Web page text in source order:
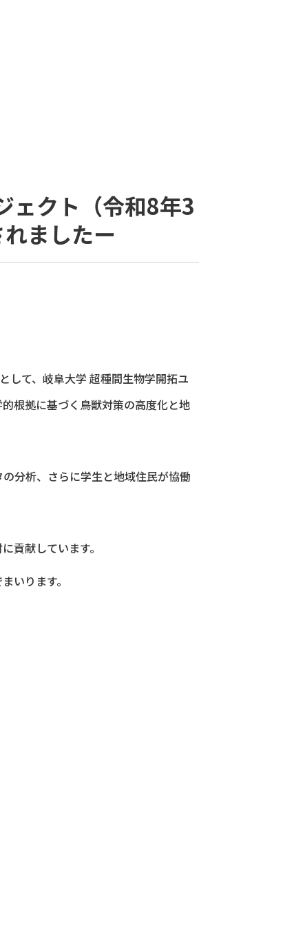
ェクト（令和8年3
ましたー
して、岐阜大学 超種間生物学開拓ユ
根拠に基づく鳥獣対策の高度化と地
分析、さらに学生と地域住民が協働
貢献しています。
いります。